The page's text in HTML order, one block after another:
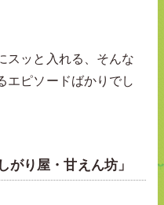
スッと入れる、そんな
エピソードばかりでし
がり屋・甘えん坊」